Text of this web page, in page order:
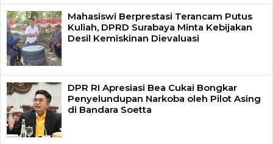
Mahasiswi Berprestasi Terancam Putus
Kuliah, DPRD Surabaya Minta Kebijakan
Desil Kemiskinan Dievaluasi
DPR RI Apresiasi Bea Cukai Bongkar
Penyelundupan Narkoba oleh Pilot Asing
di Bandara Soetta